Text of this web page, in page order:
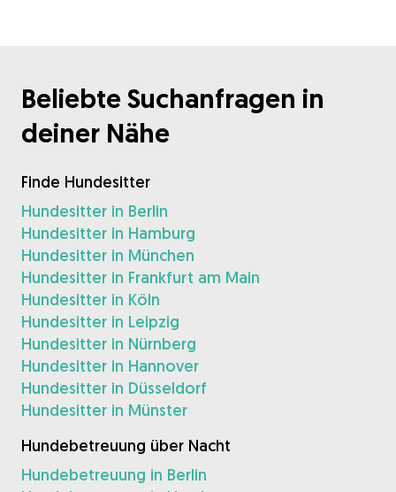
Beliebte Suchanfragen in
deiner Nähe
Finde Hundesitter
Hundesitter in Berlin
Hundesitter in Hamburg
Hundesitter in München
Hundesitter in Frankfurt am Main
Hundesitter in Köln
Hundesitter in Leipzig
Hundesitter in Nürnberg
Hundesitter in Hannover
Hundesitter in Düsseldorf
Hundesitter in Münster
Hundebetreuung über Nacht
Hundebetreuung in Berlin